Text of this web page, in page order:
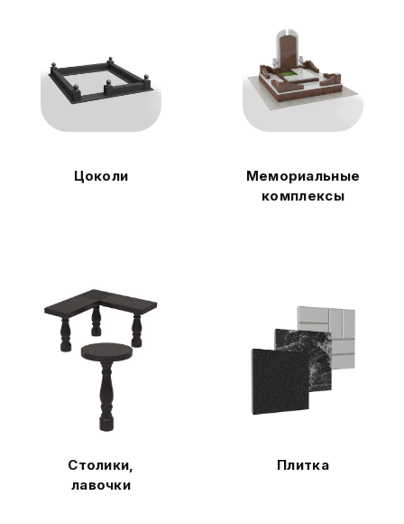
Цоколи
Мемориальные
комплексы
Столики,
лавочки
Плитка